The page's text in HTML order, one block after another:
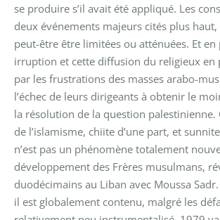
se produire s’il avait été appliqué. Les
deux événements majeurs cités plus
peut-être être limitées ou atténuées. Et
irruption et cette diffusion du religieux en
par les frustrations des masses arabo-
l’échec de leurs dirigeants à obtenir le
la résolution de la question palestinienne.
de l’islamisme, chiite d’une part, et
n’est pas un phénomène totalement
développement des Frères musulmans,
duodécimains au Liban avec Moussa
il est globalement contenu, malgré les